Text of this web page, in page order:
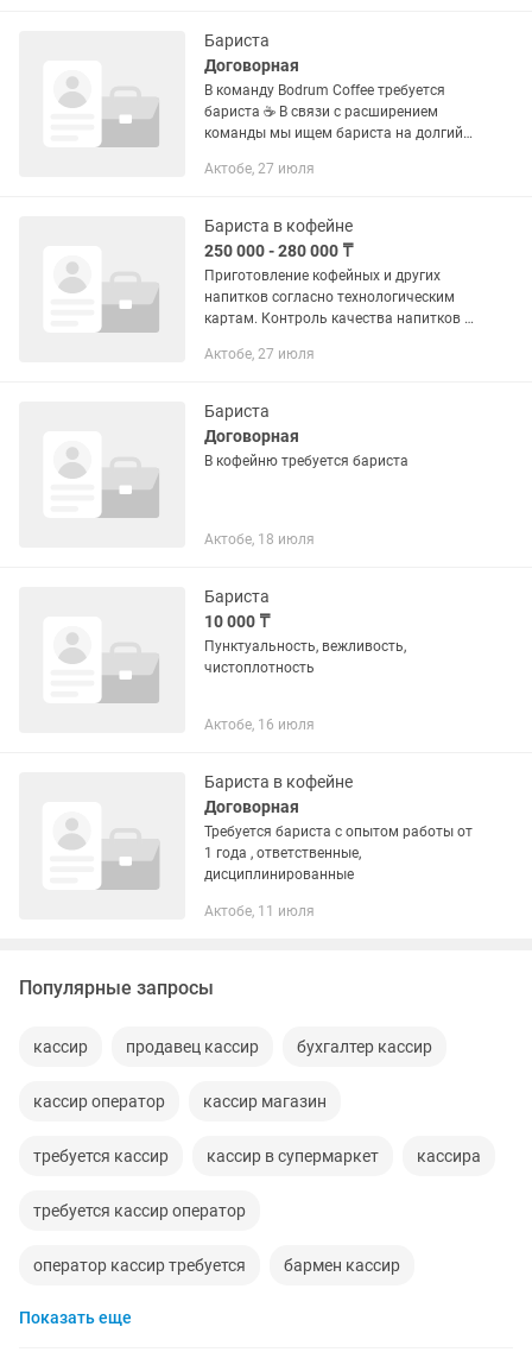
Бариста
Договорная
В команду Bodrum Coffee требуется
бариста ☕ В связи с расширением
команды мы ищем бариста на долгий
Не студенты. • Обязательное знание
Актобе, 27 июля
Бариста в кофейне
250 000 - 280 000 ₸
Приготовление кофейных и других
напитков согласно технологическим
картам. Контроль качества напитков и
Поддержание чистоты рабочего места,
Актобе, 27 июля
Бариста
Договорная
В кофейню требуется бариста
Актобе, 18 июля
Бариста
10 000 ₸
Пунктуальность, вежливость,
чистоплотность
Актобе, 16 июля
Бариста в кофейне
Договорная
Требуется бариста с опытом работы от
1 года , ответственные,
дисциплинированные
Актобе, 11 июля
Популярные запросы
кассир продавец кассир бухгалтер кассир
кассир оператор кассир магазин
требуется кассир кассир в супермаркет кассира
требуется кассир оператор
оператор кассир требуется бармен кассир
старший кассир
Показать еще